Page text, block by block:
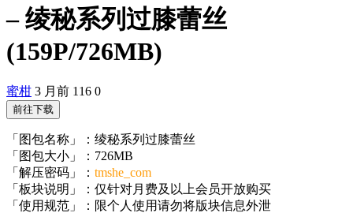
– 绫秘系列过膝蕾丝
(159P/726MB)
蜜柑 3 月前 116 0
前往下载
「图包名称」：绫秘系列过膝蕾丝
「图包大小」：726MB
「解压密码」： tmshe_com
「板块说明」：仅针对月费及以上会员开放购买
「使用规范」：限个人使用请勿将版块信息外泄